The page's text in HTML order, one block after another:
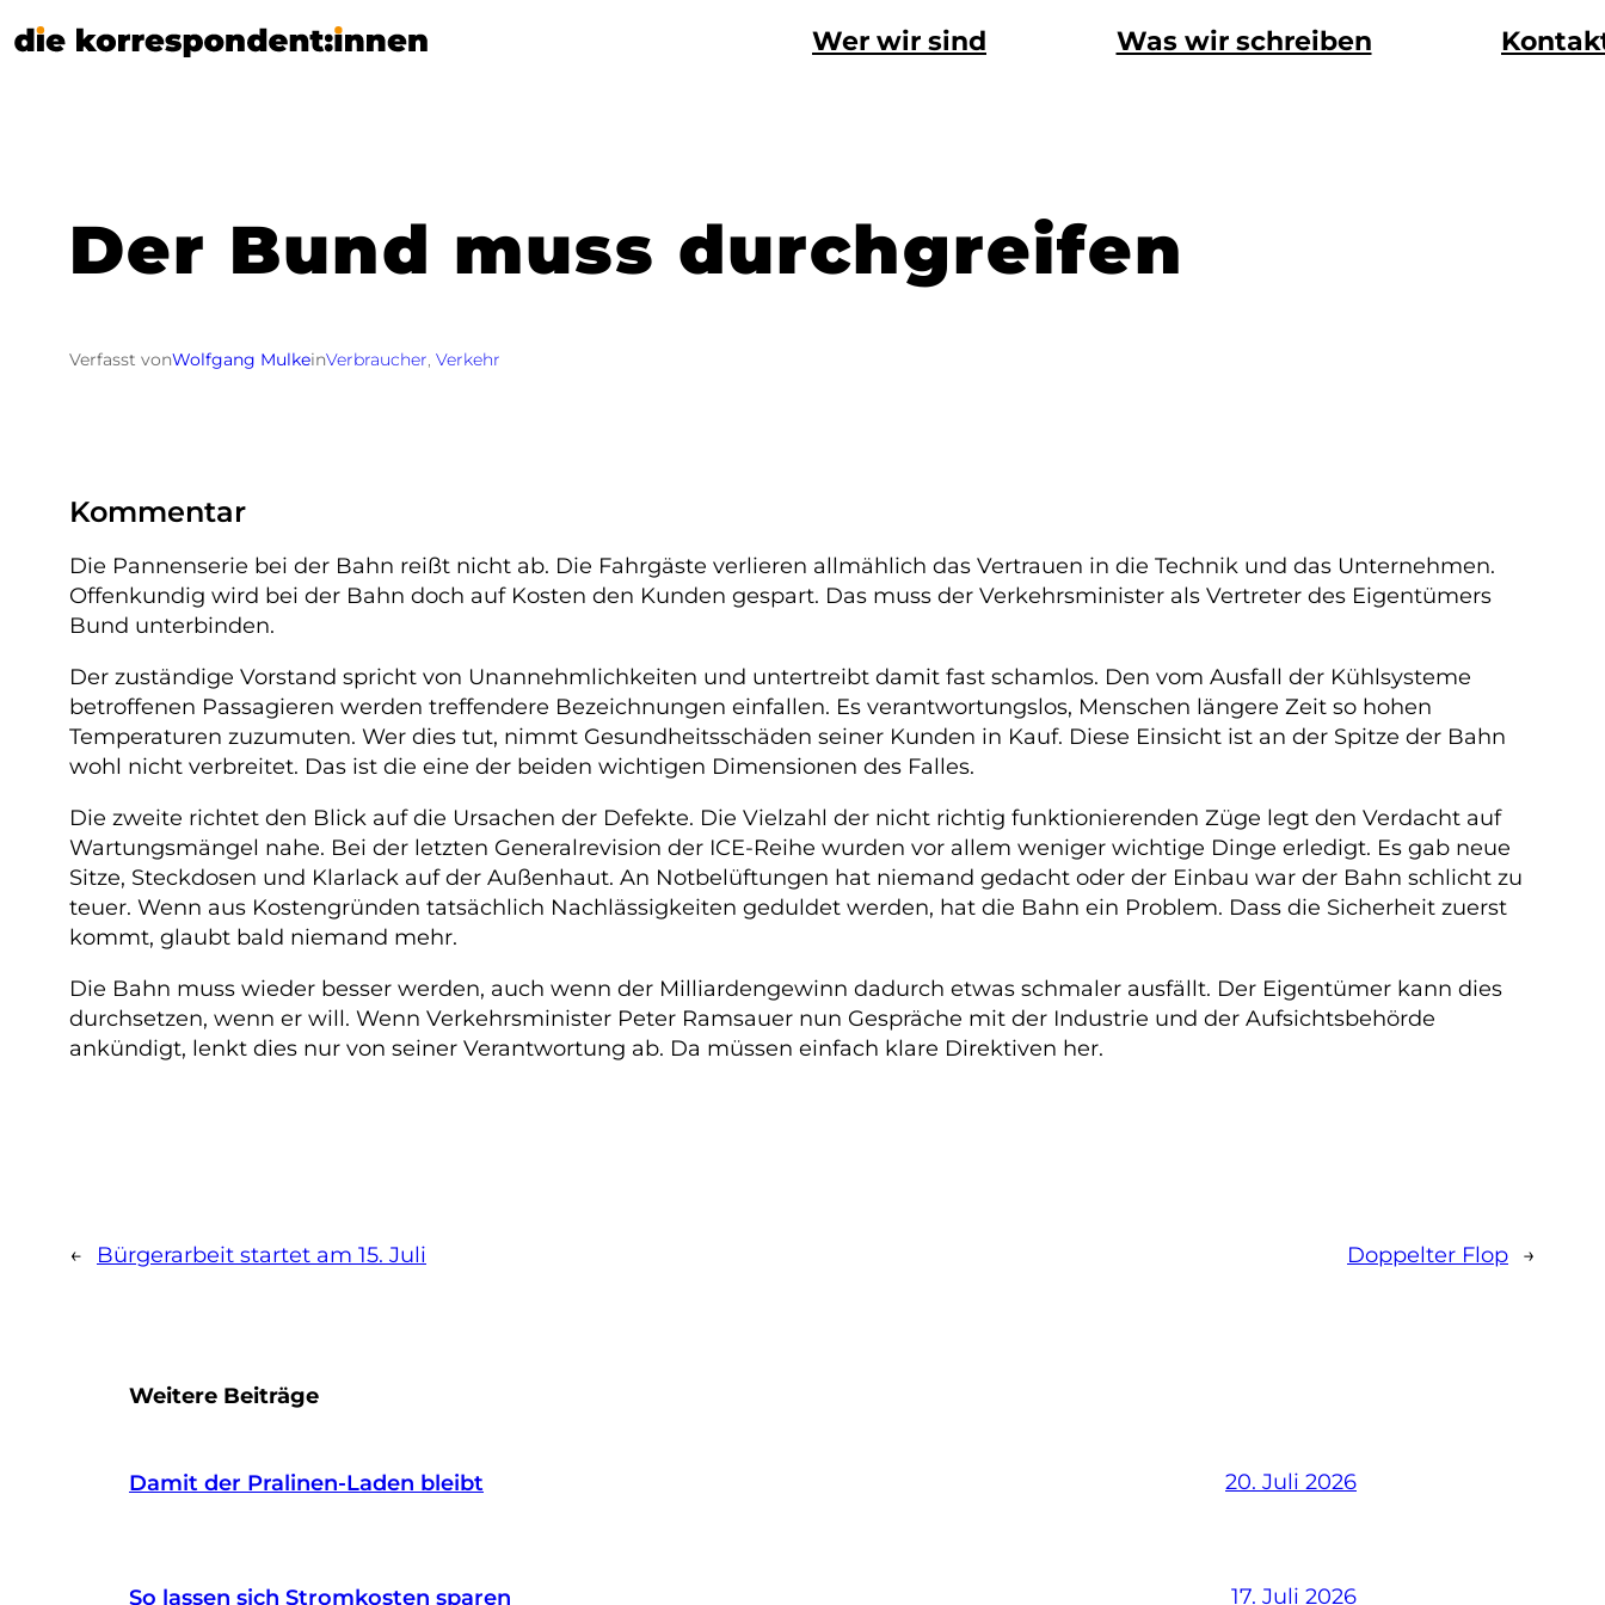
Wer wir sind Was wir schreiben
Der Bund muss durchgreifen
Verfasst vonWolfgang MulkeinVerbraucher, Verkehr
Kommentar
Die Pannenserie bei der Bahn reißt nicht ab. Die Fahrgäste verlieren allmählich das Vertrauen in die Technik und das Unternehmen.
Offenkundig wird bei der Bahn doch auf Kosten den Kunden gespart. Das muss der Verkehrsminister als Vertreter des Eigentümers
Bund unterbinden.
Der zuständige Vorstand spricht von Unannehmlichkeiten und untertreibt damit fast schamlos. Den vom Ausfall der Kühlsysteme
betroffenen Passagieren werden treffendere Bezeichnungen einfallen. Es verantwortungslos, Menschen längere Zeit so hohen
Temperaturen zuzumuten. Wer dies tut, nimmt Gesundheitsschäden seiner Kunden in Kauf. Diese Einsicht ist an der Spitze der Bahn
wohl nicht verbreitet. Das ist die eine der beiden wichtigen Dimensionen des Falles.
Die zweite richtet den Blick auf die Ursachen der Defekte. Die Vielzahl der nicht richtig funktionierenden Züge legt den Verdacht auf
Wartungsmängel nahe. Bei der letzten Generalrevision der ICE-Reihe wurden vor allem weniger wichtige Dinge erledigt. Es gab neue
Sitze, Steckdosen und Klarlack auf der Außenhaut. An Notbelüftungen hat niemand gedacht oder der Einbau war der Bahn schlicht zu
teuer. Wenn aus Kostengründen tatsächlich Nachlässigkeiten geduldet werden, hat die Bahn ein Problem. Dass die Sicherheit zuerst
kommt, glaubt bald niemand mehr.
Die Bahn muss wieder besser werden, auch wenn der Milliardengewinn dadurch etwas schmaler ausfällt. Der Eigentümer kann dies
durchsetzen, wenn er will. Wenn Verkehrsminister Peter Ramsauer nun Gespräche mit der Industrie und der Aufsichtsbehörde
ankündigt, lenkt dies nur von seiner Verantwortung ab. Da müssen einfach klare Direktiven her.
← Bürgerarbeit startet am 15. Juli Doppelter Flop →
Weitere Beiträge
Damit der Pralinen-Laden bleibt 20. Juli 2026
So lassen sich Stromkosten sparen 17. Juli 2026